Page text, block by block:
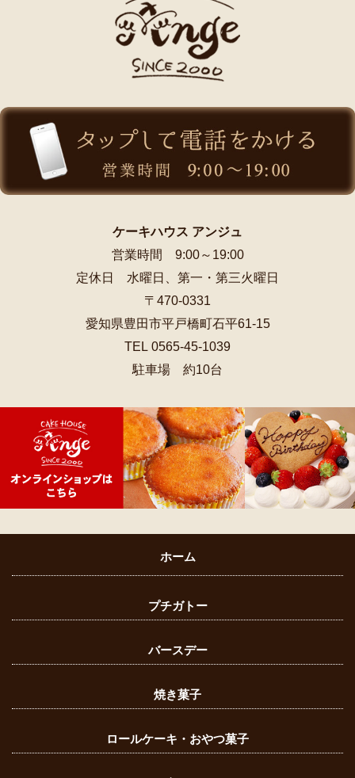
ケーキハウス アンジュ
営業時間 9:00～19:00
定休日 水曜日、第一・第三火曜日
〒470-0331
愛知県豊田市平戸橋町石平61-15
TEL 0565-45-1039
駐車場 約10台
ホーム
プチガトー
バースデー
焼き菓子
ロールケーキ・おやつ菓子